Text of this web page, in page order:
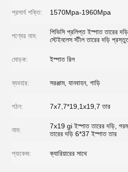
প্রসার্য শক্তি: 1570Mpa-1960Mpa
পণ্যের নাম:
পিভিসি প্রলিপ্ত ইস্পাত তারের
স্টেইনলেস স্টীল তারের দড়ি
মোড়ক: ইস্পাত রিল
ব্যবহার: সরঞ্জাম, যানবাহন, গাড়ি
গঠন: 7x7,7*19,1x19,7 তার
নাম:
7x19 gi ইস্পাত তারের দড়ি, গরম
তারের দড়ি 6*37 ইস্পাত তার
প্যাকেজ: ক্যারিয়ারের সাথে